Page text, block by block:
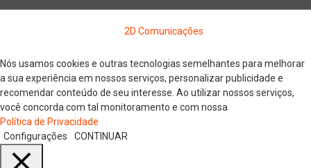
2D Comunicações
Nós usamos cookies e outras tecnologias semelhantes para melhorar
a sua experiência em nossos serviços, personalizar publicidade e
recomendar conteúdo de seu interesse. Ao utilizar nossos serviços,
você concorda com tal monitoramento e com nossa
Política de Privacidade
Configurações
CONTINUAR